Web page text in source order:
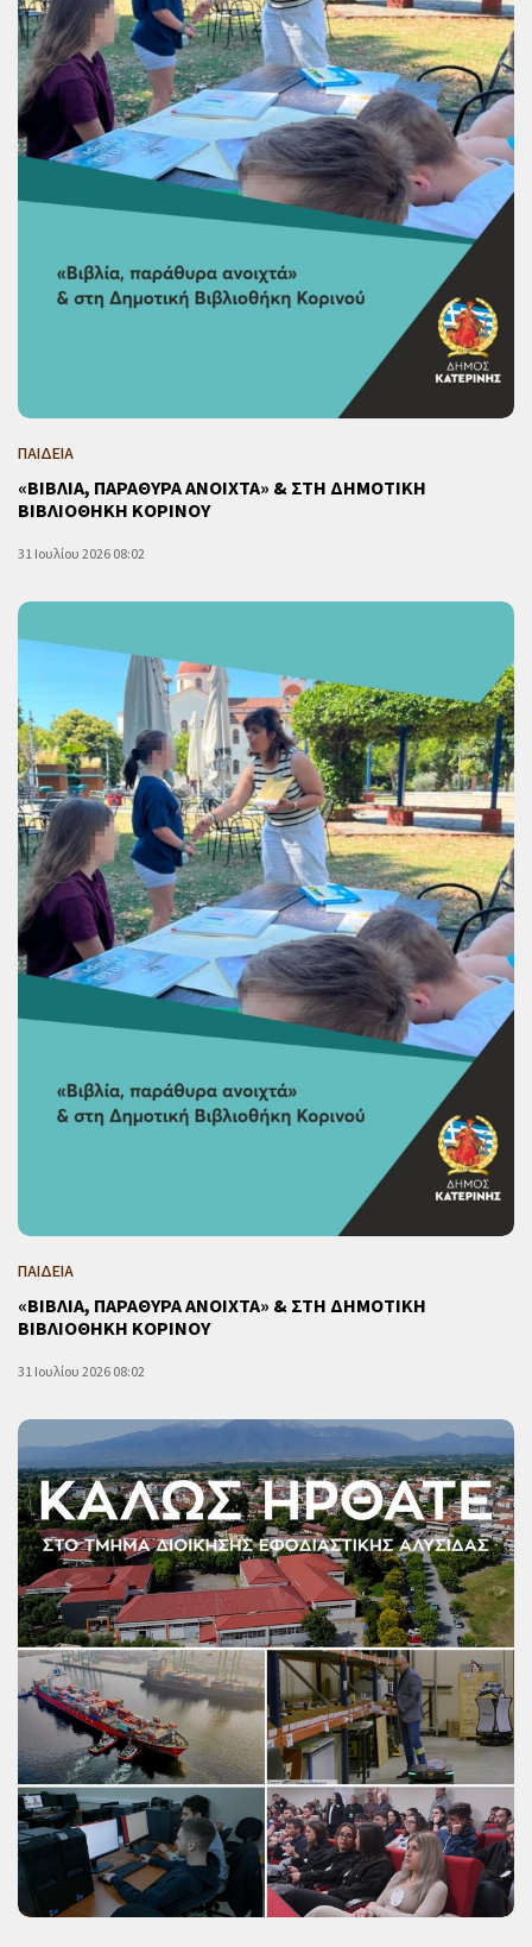
ΠΑΙΔΕΙΑ
«ΒΙΒΛΙΑ, ΠΑΡΑΘΥΡΑ ΑΝΟΙΧΤΑ» & ΣΤΗ ΔΗΜΟΤΙΚΗ
ΒΙΒΛΙΟΘΗΚΗ ΚΟΡΙΝΟΥ
31 Ιουλίου 2026 08:02
ΠΑΙΔΕΙΑ
«ΒΙΒΛΙΑ, ΠΑΡΑΘΥΡΑ ΑΝΟΙΧΤΑ» & ΣΤΗ ΔΗΜΟΤΙΚΗ
ΒΙΒΛΙΟΘΗΚΗ ΚΟΡΙΝΟΥ
31 Ιουλίου 2026 08:02